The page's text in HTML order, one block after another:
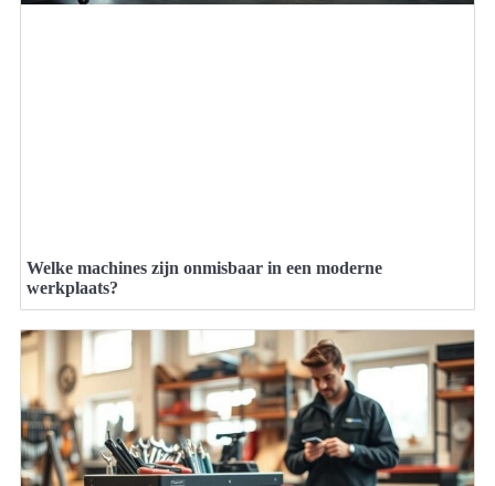
Welke machines zijn onmisbaar in een moderne
werkplaats?